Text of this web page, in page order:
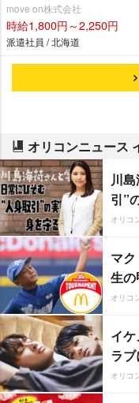
move on株式会社
時給1,800円～2,250円
派遣社員 / 北海道
オリコンニュース
川
引”
オリコ
マ
生の
オリコ
イ
ラ
オリコ